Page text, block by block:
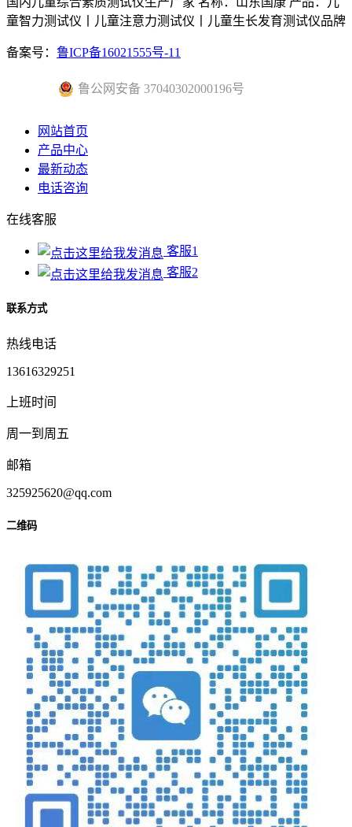
童智力测试仪丨儿童注意力测试仪丨儿童生长发育测试仪品牌
备案号： 鲁ICP备16021555号-11
鲁公网安备 37040302000196号
网站首页
产品中心
最新动态
电话咨询
在线客服
客服1
客服2
联系方式
热线电话
13616329251
上班时间
周一到周五
邮箱
325925620@qq.com
二维码